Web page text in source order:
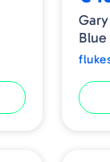
Blue